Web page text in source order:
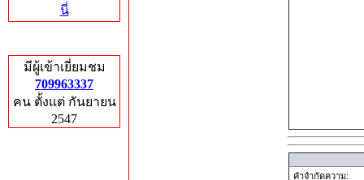
นี่
มีผู้เข้าเยี่ยมชม
709963337
คน ตั้งแต่ กันยายน
2547
คำจำกัดความ: